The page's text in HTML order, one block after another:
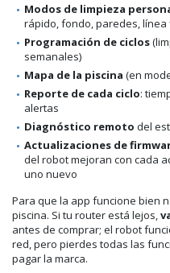
Modos de limpieza
rápido, fondo, paredes, línea
Programación de ciclos
semanales)
Mapa de la piscina (en
Reporte de cada ciclo:
alertas
Diagnóstico remoto del
Actualizaciones de
del robot mejoran con cada
uno nuevo
Para que la app funcione bien
piscina. Si tu router está lejos,
antes de comprar; el robot
red, pero pierdes todas las
pagar la marca.